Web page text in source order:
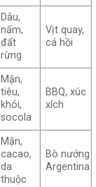
Dâu,
nấm,
đất
rừng
Vịt quay,
cá hồi
Mận,
tiêu,
khói,
socola
BBQ, xúc
xích
Mận,
cacao,
da
thuộc
Bò nướng
Argentina